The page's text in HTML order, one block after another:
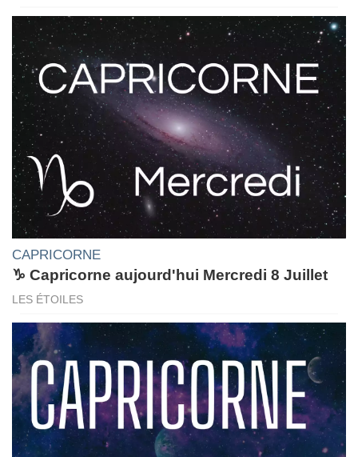
CAPRICORNE
♑ Capricorne aujourd'hui Mercredi 8 Juillet
LES ÉTOILES